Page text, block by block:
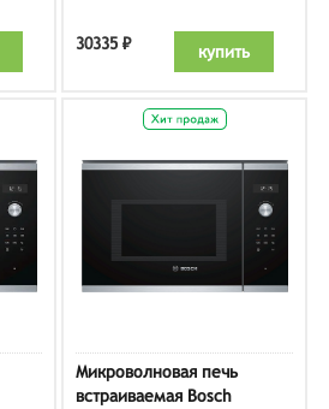
30335 ₽ купить
Микроволновая печь
встраиваемая Bosch